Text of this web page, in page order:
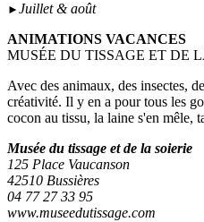
► Juillet & août
ANIMATIONS VACANCES
MUSÉE DU TISSAGE ET DE
Avec des animaux, des insectes,
créativité. Il y en a pour tous les
cocon au tissu, la laine s'en mêle,
Musée du tissage et de la soierie
125 Place Vaucanson
42510 Bussières
04 77 27 33 95
www.museedutissage.com